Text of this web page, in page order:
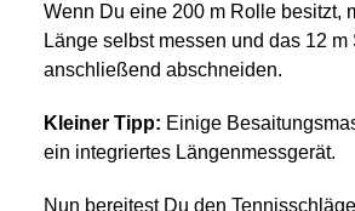
Wenn Du eine 200 m Rolle besitzt,
Länge selbst messen und das 12 m
anschließend abschneiden.
Kleiner Tipp: Einige
ein integriertes Längenmessgerät.
Nun bereitest Du den